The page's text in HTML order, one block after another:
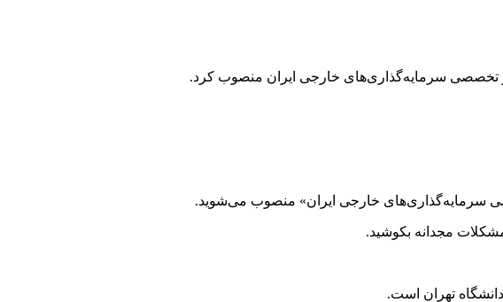
تخصصی سرمایه‌گذاری‌های خارجی ایران منصوب کرد.
سرمایه‌گذاری‌های خارجی ایران» منصوب می‌شوید.
مجدانه بکوشید.
تهران است.